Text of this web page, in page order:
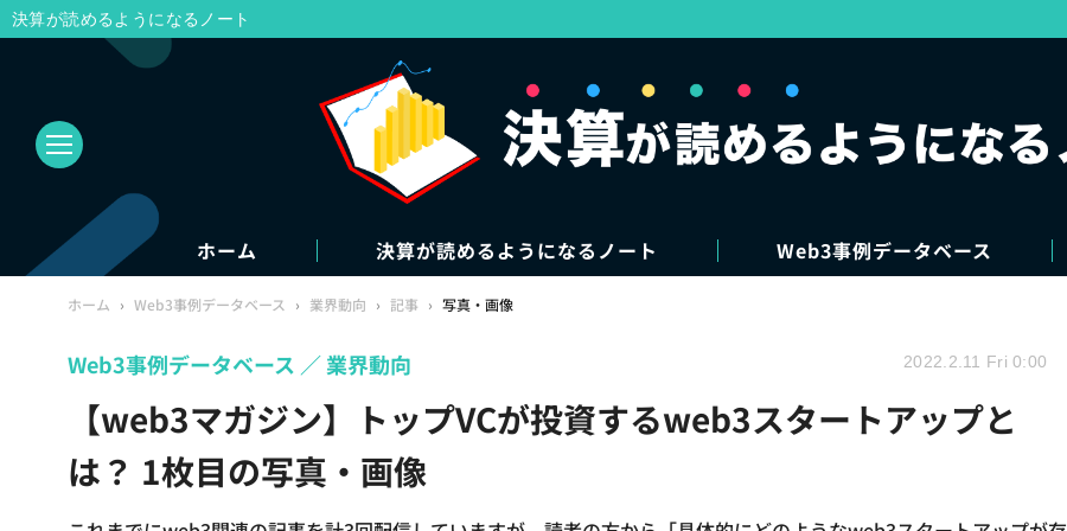
ホーム 決算が読めるようになるノート Web3事例データベース
ホーム › Web3事例データベース › 業界動向 › 記事 › 写真・画像
【web3マガジン】トップVCが投資するweb3スタートアップと
は？ 1枚目の写真・画像
Web3事例データベース 業界動向 2022.2.11 Fri 0:00
決算が読めるようになるノート